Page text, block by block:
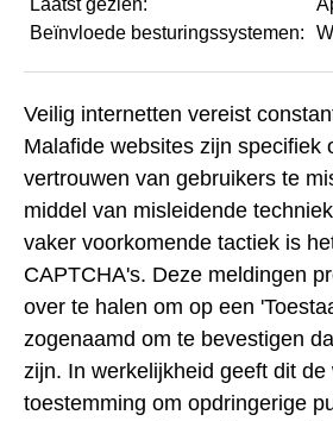
Laatst gezien:
Beïnvloede besturingssystemen:
Veilig internetten vereist
Malafide websites zijn specifiek
vertrouwen van gebruikers te
middel van misleidende
vaker voorkomende tactiek is
CAPTCHA's. Deze meldingen
over te halen om op een
zogenaamd om te bevestigen
zijn. In werkelijkheid geeft dit de
toestemming om opdringerige